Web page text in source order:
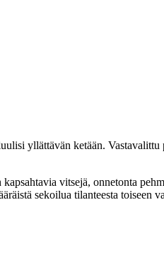
yllättävän ketään. Vastavalittu
vitsejä, onnetonta
sekoilua tilanteesta toiseen